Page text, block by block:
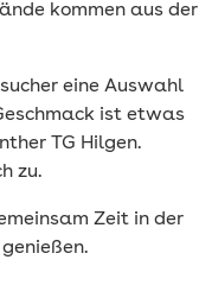
kommen aus der
eine Auswahl
ist etwas
TG Hilgen.
zu.
Zeit in der